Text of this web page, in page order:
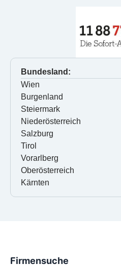
Bundesland:
Wien
Burgenland
Steiermark
Niederösterreich
Salzburg
Tirol
Vorarlberg
Oberösterreich
Kärnten
Firmensuche